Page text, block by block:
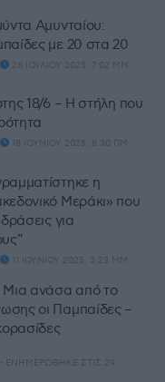
Αμυνταίου:
με 20 στα 20
26 ΙΟΥΛΊΟΥ 2025, 7:02 ΜΜ
18/6 – Η στήλη που
18 ΙΟΥΝΊΟΥ 2025, 8:30 ΠΜ
η
Μεράκι» που
για
11 ΙΟΥΝΊΟΥ 2025, 3:23 ΜΜ
Μια ανάσα από το
οι Παμπαίδες –
ΕΝΗΜΕΡΏΘΗΚΕ ΣΤΙΣ 29